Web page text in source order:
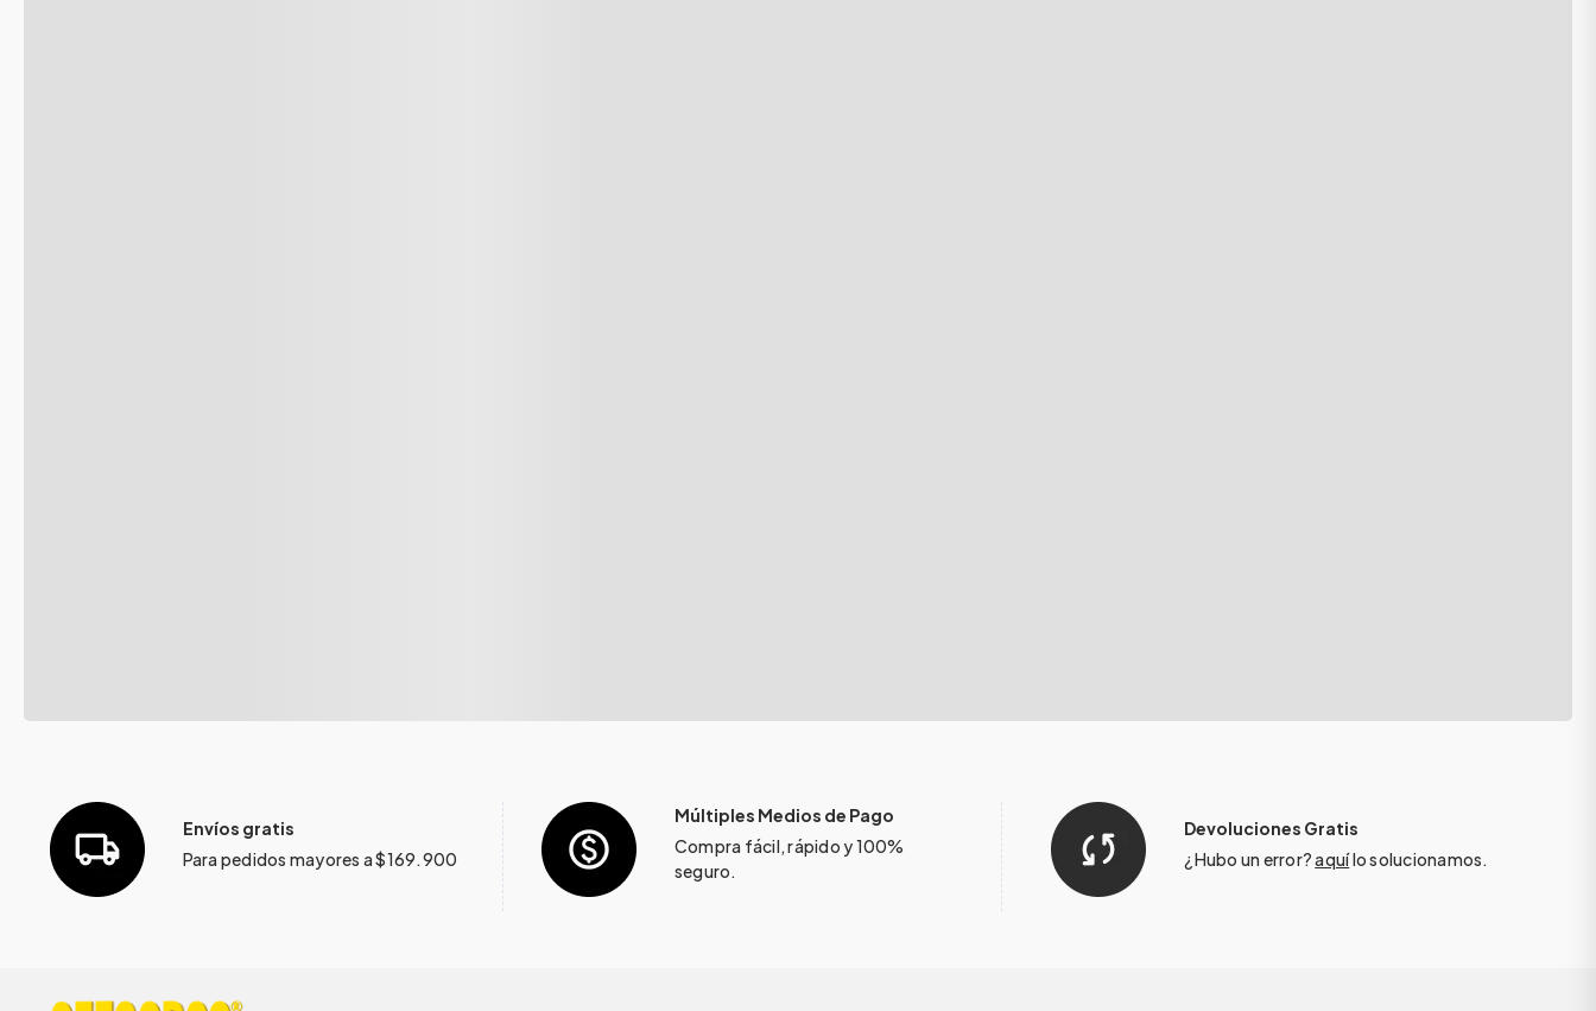
Envíos gratis
Para pedidos mayores a $169.900
Múltiples Medios de Pago
Compra fácil, rápido y 100%
seguro.
Devoluciones Gratis
¿Hubo un error?aquílo solucionamos.